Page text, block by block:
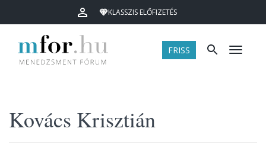
KLASSZIS ELŐFIZETÉS
FRISS Menü
Kovács Krisztián